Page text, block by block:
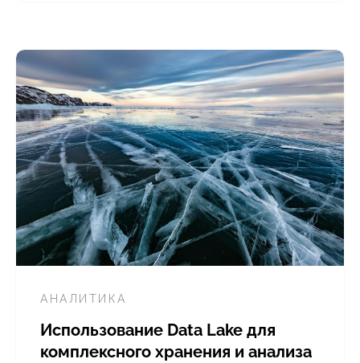
АНАЛИТИКА
Использование Data Lake для
комплексного хранения и анализа